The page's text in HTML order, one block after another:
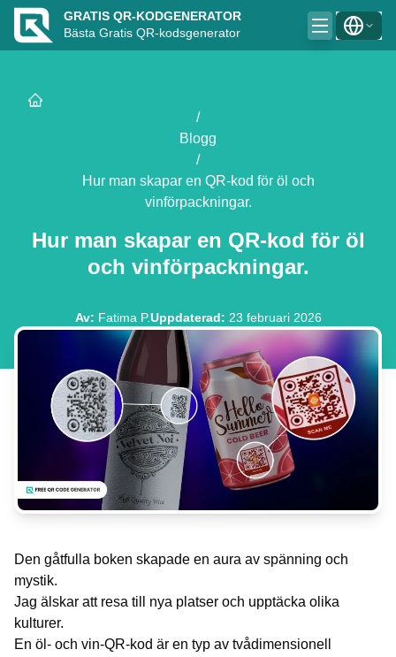
GRATIS QR-KODGENERATOR
Bästa Gratis QR-kodsgenerator
/
Blogg
/
Hur man skapar en QR-kod för öl och
vinförpackningar.
Hur man skapar en QR-kod för öl
och vinförpackningar.
Av: Fatima P.Uppdaterad: 23 februari 2026
Den gåtfulla boken skapade en aura av spänning och
mystik.
Jag älskar att resa till nya platser och upptäcka olika
kulturer.
En öl- och vin-QR-kod är en typ av tvådimensionell